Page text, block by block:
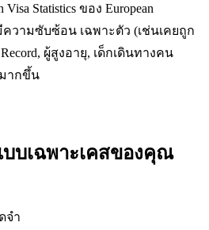
Statistics ของ European
ความซับซ้อน เฉพาะตัว (เช่นเคยถูก
ผู้สูงอายุ, เด็กเดินทางคน
ากขึ้น
บเฉพาะเคสของคุณ
จำ